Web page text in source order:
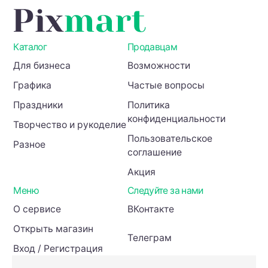
Каталог
Для бизнеса
Графика
Праздники
Творчество и рукоделие
Разное
Продавцам
Возможности
Частые вопросы
Политика
конфиденциальности
Пользовательское
соглашение
Акция
Меню
О сервисе
Открыть магазин
Вход / Регистрация
Следуйте за нами
ВКонтакте
Телеграм